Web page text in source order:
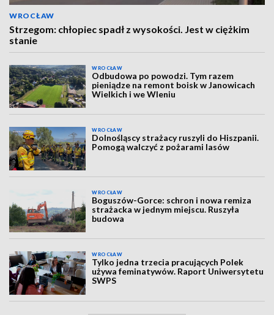
WROCŁAW
Strzegom: chłopiec spadł z wysokości. Jest w ciężkim
stanie
WROCŁAW
Odbudowa po powodzi. Tym razem
pieniądze na remont boisk w Janowicach
Wielkich i we Wleniu
WROCŁAW
Dolnośląscy strażacy ruszyli do Hiszpanii.
Pomogą walczyć z pożarami lasów
WROCŁAW
Boguszów-Gorce: schron i nowa remiza
strażacka w jednym miejscu. Ruszyła
budowa
WROCŁAW
Tylko jedna trzecia pracujących Polek
używa feminatywów. Raport Uniwersytetu
SWPS